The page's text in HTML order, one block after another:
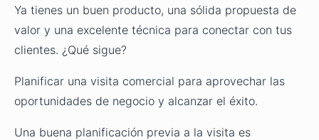
Ya tienes un buen producto, una sólida propuesta de
valor y una excelente técnica para conectar con tus
clientes. ¿Qué sigue?
Planificar una visita comercial para aprovechar las
oportunidades de negocio y alcanzar el éxito.
Una buena planificación previa a la visita es